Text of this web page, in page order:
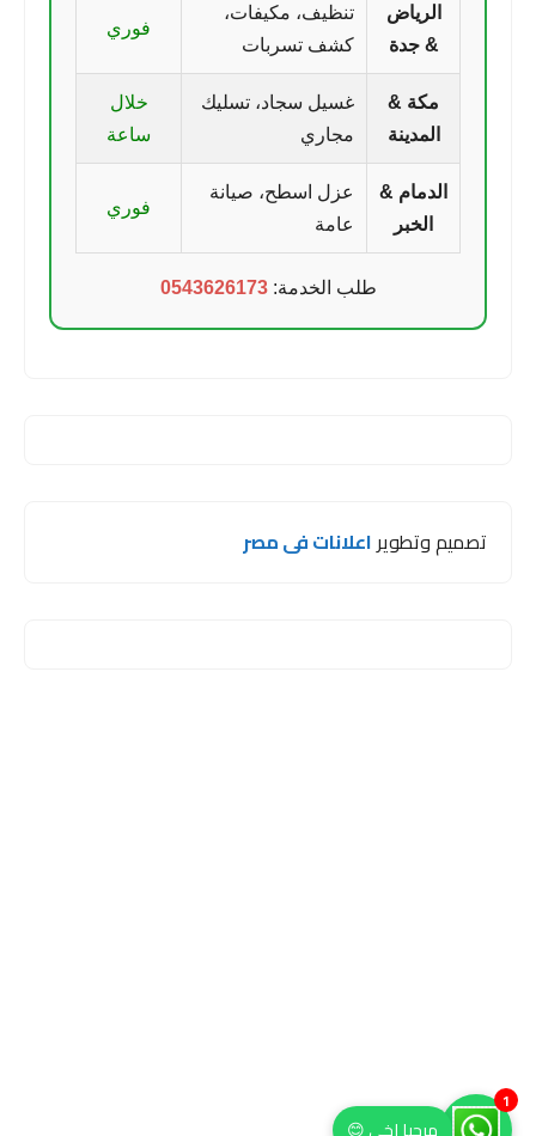
الرياض
& جدة
تنظيف، مكيفات،
كشف تسربات
فوري
مكة &
المدينة
غسيل سجاد، تسليك
مجاري
خلال
ساعة
الدمام &
الخبر
عزل اسطح، صيانة
عامة
فوري
طلب الخدمة:0543626173
تصميم وتطويراعلانات فى مصر